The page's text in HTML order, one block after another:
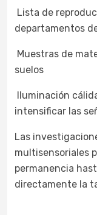
Lista de
departamentos
Muestras de
suelos
Iluminación
intensificar las
Las
multisensoriales
permanencia
directamente la